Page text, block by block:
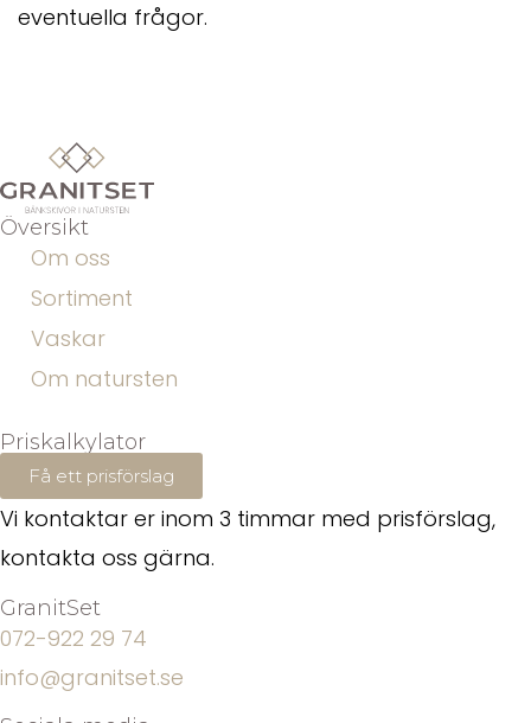
eventuella frågor.
Översikt
Om oss
Sortiment
Vaskar
Om natursten
Priskalkylator
Få ett prisförslag
Vi kontaktar er inom 3 timmar med prisförslag,
kontakta oss gärna.
GranitSet
072-922 29 74
info@granitset.se